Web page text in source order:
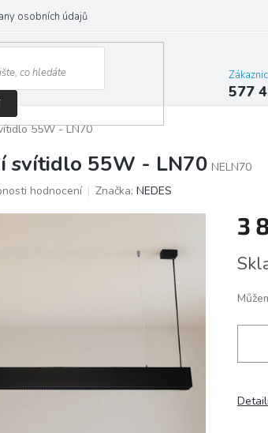
osobních údajů
577
55W - LN70
svítidlo 55W - LN70 NELN70
hodnocení Značka: NEDES
3
cena: